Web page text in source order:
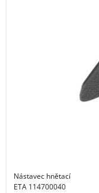
Nástavec hnětací
ETA 114700040